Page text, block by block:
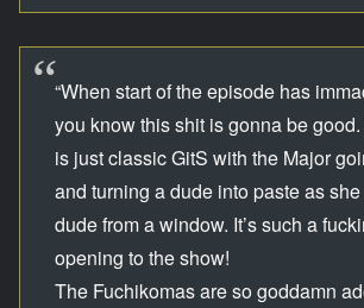
“When start of the episode has
you know this shit is gonna be
is just classic GitS with the Major
and turning a dude into paste as
dude from a window. It’s such a
opening to the show!
The Fuchikomas are so goddamn